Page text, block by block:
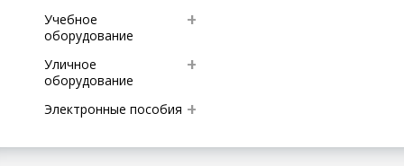
Учебное
оборудование
Уличное
оборудование
Электронные пособия